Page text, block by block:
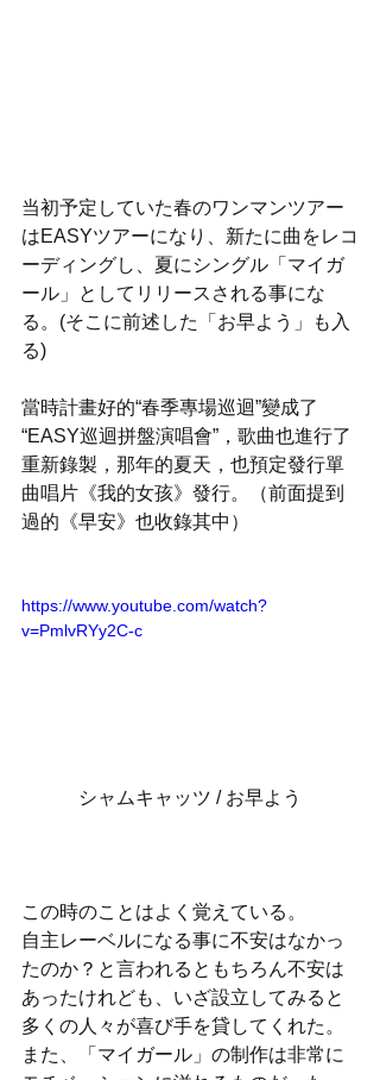
当初予定していた春のワンマンツアー
はEASYツアーになり、新たに曲をレコ
ーディングし、夏にシングル「マイガ
ール」としてリリースされる事にな
る。(そこに前述した「お早よう」も入
る)
當時計畫好的“春季專場巡迴”變成了
“EASY巡迴拼盤演唱會”，歌曲也進行了
重新錄製，那年的夏天，也預定發行單
曲唱片《我的女孩》發行。（前面提到
過的《早安》也收錄其中）
https://www.youtube.com/watch?
v=PmlvRYy2C-c
シャムキャッツ / お早よう
この時のことはよく覚えている。
自主レーベルになる事に不安はなかっ
たのか？と言われるともちろん不安は
あったけれども、いざ設立してみると
多くの人々が喜び手を貸してくれた。
また、「マイガール」の制作は非常に